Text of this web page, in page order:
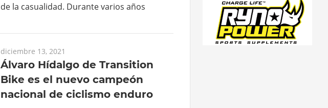
de la casualidad. Durante varios años
diciembre 13, 2021
Álvaro Hídalgo de Transition
Bike es el nuevo campeón
nacional de ciclismo enduro